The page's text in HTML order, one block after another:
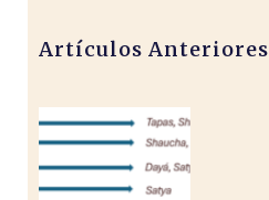
Artículos Anteriores